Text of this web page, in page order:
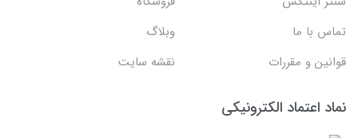
تماس با ما
وبلاگ
قوانین و مقررات
نقشه سایت
نماد اعتماد الکترونیکی